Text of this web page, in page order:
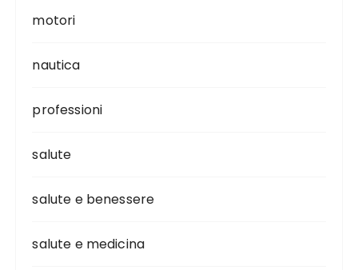
motori
nautica
professioni
salute
salute e benessere
salute e medicina